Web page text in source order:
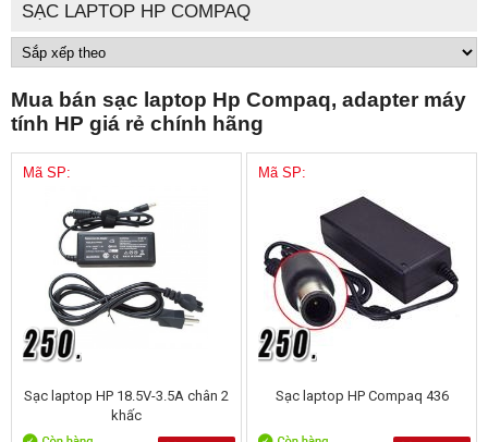
SẠC LAPTOP HP COMPAQ
Mua bán sạc laptop Hp Compaq, adapter máy
tính HP giá rẻ chính hãng
Mã SP:
Sạc laptop HP 18.5V-3.5A chân 2
khấc
Mã SP:
Sạc laptop HP Compaq 436